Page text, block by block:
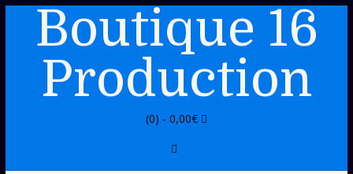
Boutique 16
Production
(0) - 0,00€